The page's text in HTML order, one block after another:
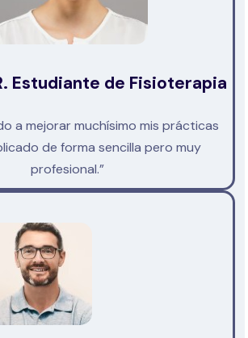
Estudiante de Fisioterapia
a mejorar muchísimo mis prácticas
de forma sencilla pero muy
profesional.”